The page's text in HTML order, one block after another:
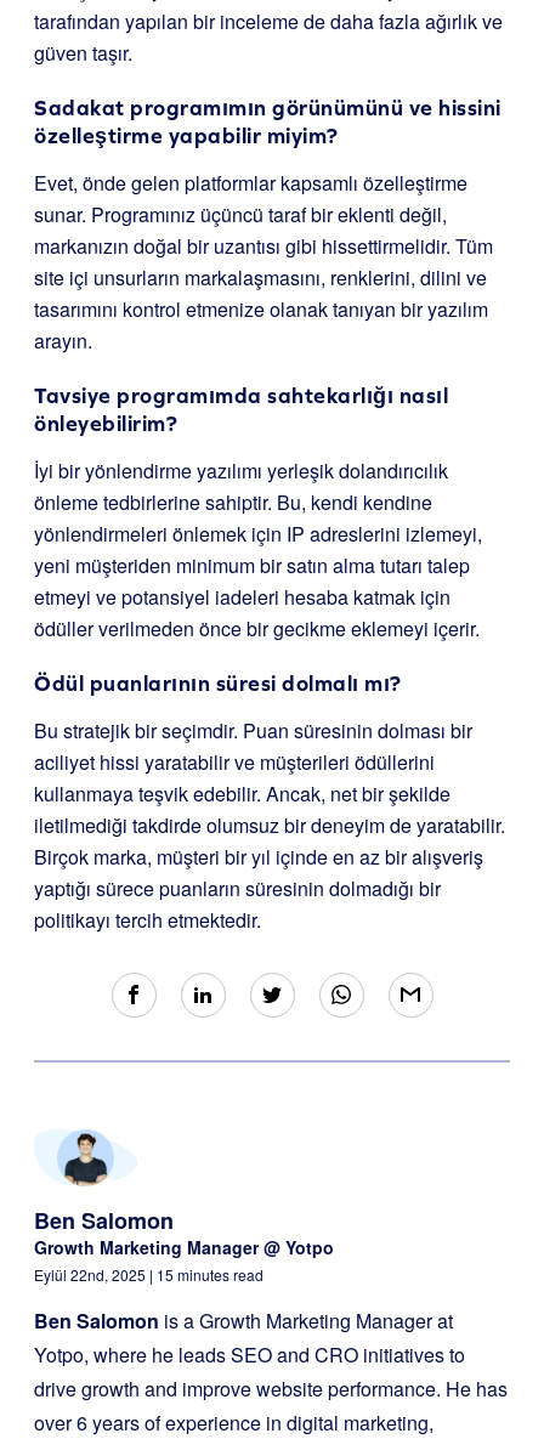
tarafından yapılan bir inceleme de daha fazla ağırlık ve
güven taşır.
Sadakat programımın görünümünü ve hissini
özelleştirme yapabilir miyim?
Evet, önde gelen platformlar kapsamlı özelleştirme
sunar. Programınız üçüncü taraf bir eklenti değil,
markanızın doğal bir uzantısı gibi hissettirmelidir. Tüm
site içi unsurların markalaşmasını, renklerini, dilini ve
tasarımını kontrol etmenize olanak tanıyan bir yazılım
arayın.
Tavsiye programımda sahtekarlığı nasıl
önleyebilirim?
İyi bir yönlendirme yazılımı yerleşik dolandırıcılık
önleme tedbirlerine sahiptir. Bu, kendi kendine
yönlendirmeleri önlemek için IP adreslerini izlemeyi,
yeni müşteriden minimum bir satın alma tutarı talep
etmeyi ve potansiyel iadeleri hesaba katmak için
ödüller verilmeden önce bir gecikme eklemeyi içerir.
Ödül puanlarının süresi dolmalı mı?
Bu stratejik bir seçimdir. Puan süresinin dolması bir
aciliyet hissi yaratabilir ve müşterileri ödüllerini
kullanmaya teşvik edebilir. Ancak, net bir şekilde
iletilmediği takdirde olumsuz bir deneyim de yaratabilir.
Birçok marka, müşteri bir yıl içinde en az bir alışveriş
yaptığı sürece puanların süresinin dolmadığı bir
politikayı tercih etmektedir.
Ben Salomon
Growth Marketing Manager @ Yotpo
Eylül 22nd, 2025 | 15 minutes read
Ben Salomon is a Growth Marketing Manager at
Yotpo, where he leads SEO and CRO initiatives to
drive growth and improve website performance. He has
over 6 years of experience in digital marketing,